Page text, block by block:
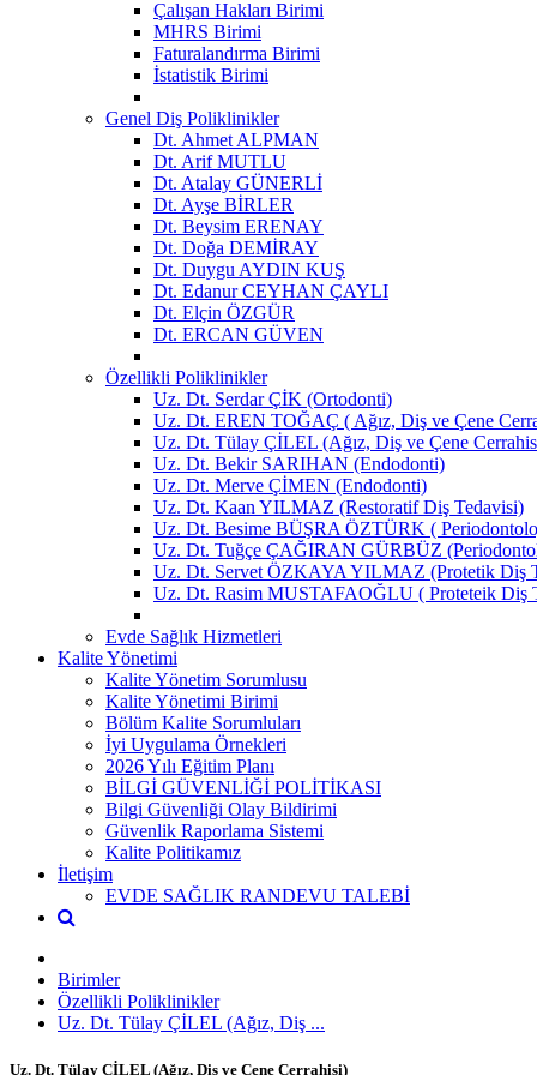
Çalışan Hakları Birimi
MHRS Birimi
Faturalandırma Birimi
İstatistik Birimi
Genel Diş Poliklinikler
Dt. Ahmet ALPMAN
Dt. Arif MUTLU
Dt. Atalay GÜNERLİ
Dt. Ayşe BİRLER
Dt. Beysim ERENAY
Dt. Doğa DEMİRAY
Dt. Duygu AYDIN KUŞ
Dt. Edanur CEYHAN ÇAYLI
Dt. Elçin ÖZGÜR
Dt. ERCAN GÜVEN
Özellikli Poliklinikler
Uz. Dt. Serdar ÇİK (Ortodonti)
Uz. Dt. EREN TOĞAÇ ( Ağız, Diş ve Çene
Uz. Dt. Tülay ÇİLEL (Ağız, Diş ve Çene
Uz. Dt. Bekir SARIHAN (Endodonti)
Uz. Dt. Merve ÇİMEN (Endodonti)
Uz. Dt. Kaan YILMAZ (Restoratif Diş Tedavisi)
Uz. Dt. Besime BÜŞRA ÖZTÜRK (
Uz. Dt. Tuğçe ÇAĞIRAN GÜRBÜZ
Uz. Dt. Servet ÖZKAYA YILMAZ (Protetik Diş
Uz. Dt. Rasim MUSTAFAOĞLU ( Proteteik Diş
Evde Sağlık Hizmetleri
Kalite Yönetimi
Kalite Yönetim Sorumlusu
Kalite Yönetimi Birimi
Bölüm Kalite Sorumluları
İyi Uygulama Örnekleri
2026 Yılı Eğitim Planı
BİLGİ GÜVENLİĞİ POLİTİKASI
Bilgi Güvenliği Olay Bildirimi
Güvenlik Raporlama Sistemi
Kalite Politikamız
İletişim
EVDE SAĞLIK RANDEVU TALEBİ
Birimler
Özellikli Poliklinikler
Uz. Dt. Tülay ÇİLEL (Ağız, Diş ...
Uz. Dt. Tülay ÇİLEL (Ağız, Diş ve Çene Cerrahisi)